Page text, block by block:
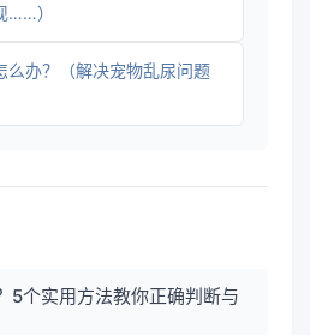
……）
么办？（解决宠物乱尿问题
5个实用方法教你正确判断与